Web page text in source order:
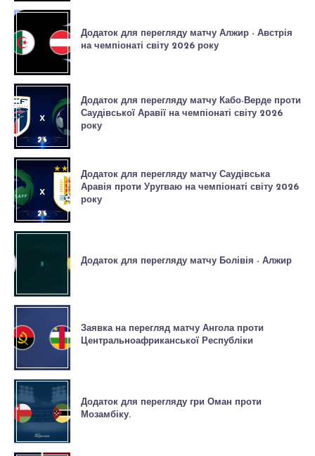
Додаток для перегляду матчу Алжир - Австрія
на чемпіонаті світу 2026 року
Додаток для перегляду матчу Кабо-Верде проти
Саудівської Аравії на чемпіонаті світу 2026
року
Додаток для перегляду матчу Саудівська
Аравія проти Уругваю на чемпіонаті світу 2026
року
Додаток для перегляду матчу Болівія - Алжир
Заявка на перегляд матчу Ангола проти
Центральноафриканської Республіки
Додаток для перегляду гри Оман проти
Мозамбіку.